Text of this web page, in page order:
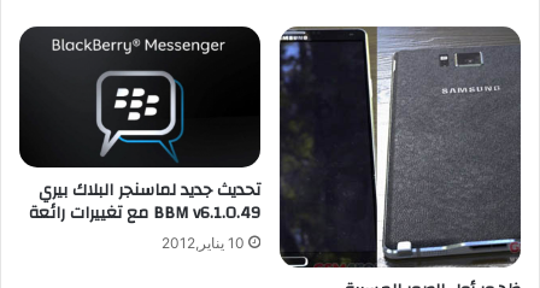
تحديث جديد لماسنجر البلاك بيري
BBM v6.1.0.49 مع تغييرات رائعة
10 يناير,2012